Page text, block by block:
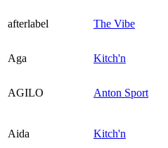
afterlabel The Vibe
Aga
Kitch'n
AGILO Anton Sport
Aida Kitch'n